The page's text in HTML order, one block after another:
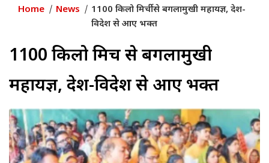
Home News
1100 किलो मिर्ची से बगलामुखी महायज्ञ, देश-
विदेश से आए भक्त
1100 किलो मिर्ची से बगलामुखी
महायज्ञ, देश-विदेश से आए भक्त